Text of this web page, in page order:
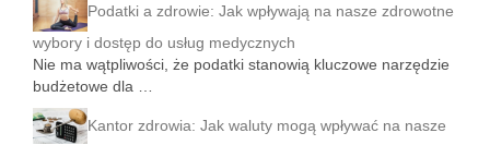
Podatki a zdrowie: Jak wpływają na nasze zdrowotne
wybory i dostęp do usług medycznych
Nie ma wątpliwości, że podatki stanowią kluczowe narzędzie
budżetowe dla …
Kantor zdrowia: Jak waluty mogą wpływać na nasze